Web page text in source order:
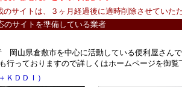
サイトを準備している業者
岡山県倉敷市を中心に活動している便利屋さん
行っておりますので詳しくはホームページを御覧
ＫＤＤＩ）